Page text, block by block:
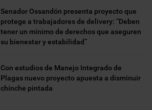
Senador Ossandón presenta proyecto que
protege a trabajadores de delivery: “Deben
tener un mínimo de derechos que aseguren
su bienestar y estabilidad”
Con estudios de Manejo Integrado de
Plagas nuevo proyecto apuesta a disminuir
chinche pintada